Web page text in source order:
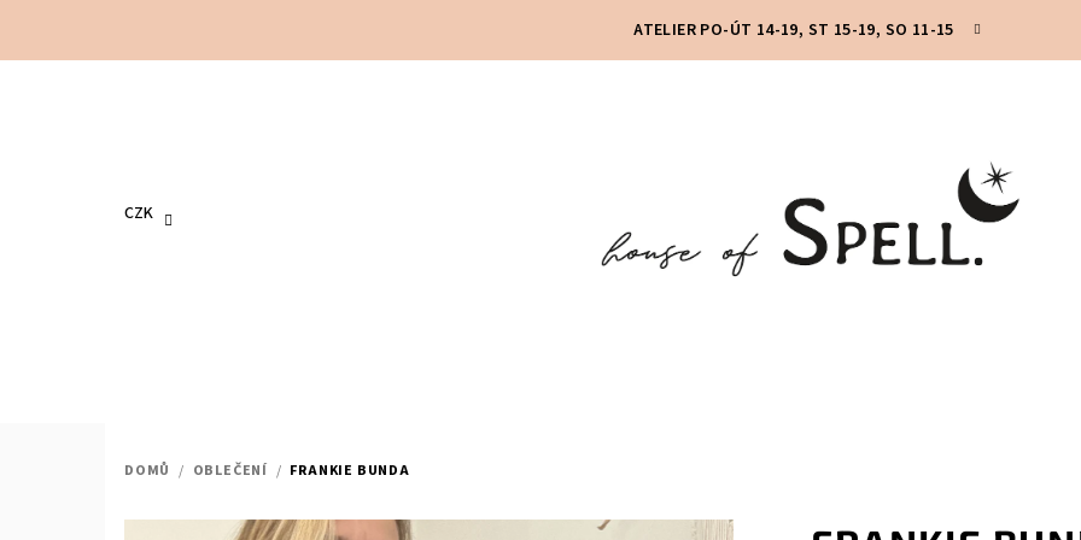
ATELIER PO-ÚT 14-19, ST 15-19, SO 11-15
CZK
DOMŮ / OBLEČENÍ / FRANKIE BUNDA